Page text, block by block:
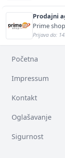
Prodajni
Prime
Prijava do:
Početna
Impressum
Kontakt
Oglašavanje
Sigurnost